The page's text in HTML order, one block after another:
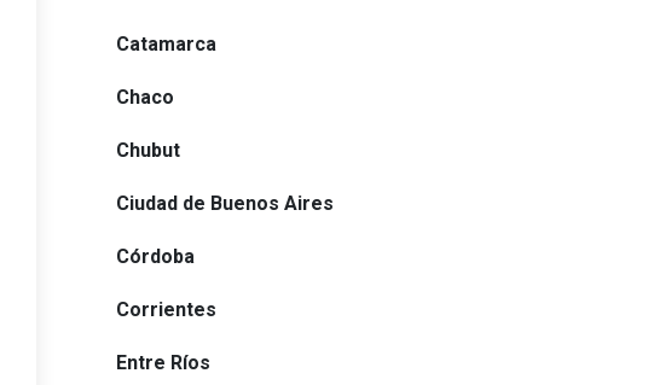
Catamarca
Chaco
Chubut
Ciudad de Buenos Aires
Córdoba
Corrientes
Entre Ríos